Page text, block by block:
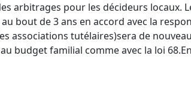
arbitrages pour les décideurs locaux.
bout de 3 ans en accord avec la
associations tutélaires)sera de
budget familial comme avec la loi